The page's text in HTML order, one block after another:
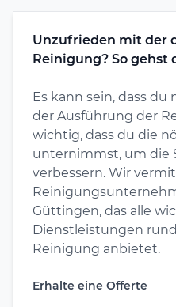
Unzufrieden mit der
Reinigung? So gehst
Es kann sein, dass
der Ausführung der
wichtig, dass du die
unternimmst, um die
verbessern. Wir
Güttingen, das alle
Dienstleistungen
Reinigung anbietet.
Erhalte eine Offerte